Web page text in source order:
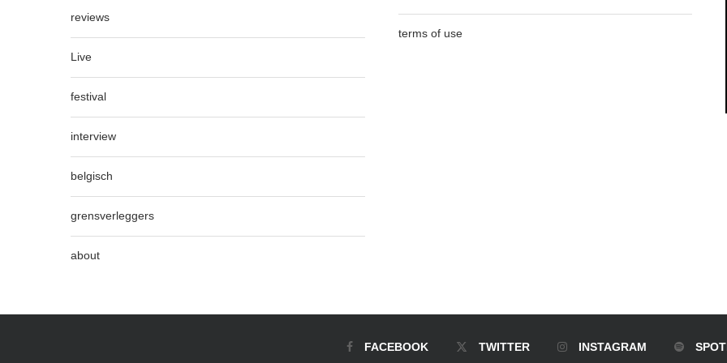
reviews
Live
festival
interview
belgisch
grensverleggers
about
terms of use
FACEBOOK TWITTER INSTAGRAM